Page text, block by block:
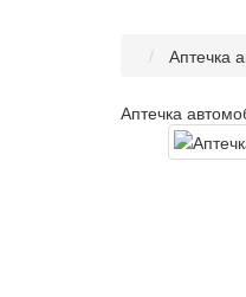
Аптечка
Аптечка